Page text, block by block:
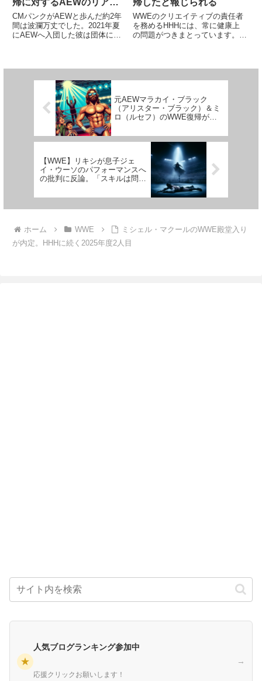
帰に対するAEWのリアク
ション」を語る。「よくあ
ることだし、いいこと」
CMパンクがAEWと歩んだ約2年
間は波瀾万丈でした。2021年夏
にAEWへ入団した彼は団体に莫
嘩した後でクリス...
帰したと報じられる
WWEのクリエイティブの責任者
を務めるHHHには、常に健康上
の問題がつきまとっています。
絶望視されたことも。最もプレ...
元AEWマラカイ・ブラック
（アリスター・ブラック）＆ミ
ロ（ルセフ）のWWE復帰が間
【WWE】リキシが息子ジェ
イ・ウーソのパフォーマンスへ
の批判に反論。「スキルは問題
ホーム WWE
ミシェル・マクールのWWE殿堂入り
が内定。HHHに続く2025年度2人目
★
人気ブログランキング参加中
応援クリックお願いします！
→